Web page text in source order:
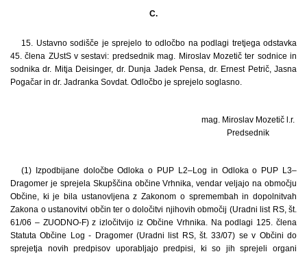
C.
15. Ustavno sodišče je sprejelo to odločbo na podlagi tretjega odstavka
45. člena ZUstS v sestavi: predsednik mag. Miroslav Mozetič ter sodnice in
sodnika dr. Mitja Deisinger, dr. Dunja Jadek Pensa, dr. Ernest Petrič, Jasna
Pogačar in dr. Jadranka Sovdat. Odločbo je sprejelo soglasno.
mag. Miroslav Mozetič l.r.
Predsednik
(1) Izpodbijane določbe Odloka o PUP L2–Log in Odloka o PUP L3–
Dragomer je sprejela Skupščina občine Vrhnika, vendar veljajo na območju
Občine, ki je bila ustanovljena z Zakonom o spremembah in dopolnitvah
Zakona o ustanovitvi občin ter o določitvi njihovih območij (Uradni list RS, št.
61/06 – ZUODNO-F) z izločitvijo iz Občine Vrhnika. Na podlagi 125. člena
Statuta Občine Log - Dragomer (Uradni list RS, št. 33/07) se v Občini do
sprejetja novih predpisov uporabljajo predpisi, ki so jih sprejeli organi